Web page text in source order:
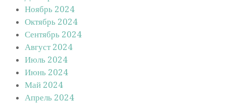
Ноябрь 2024
Октябрь 2024
Сентябрь 2024
Август 2024
Июль 2024
Июнь 2024
Май 2024
Апрель 2024